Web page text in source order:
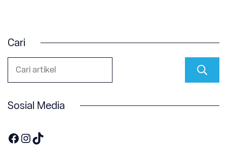
Cari
Sosial Media
https://www.facebook.com/OneOnco-104876148400857
https://www.instagram.com/accounts/login/?next=/one.onco/
TikTok